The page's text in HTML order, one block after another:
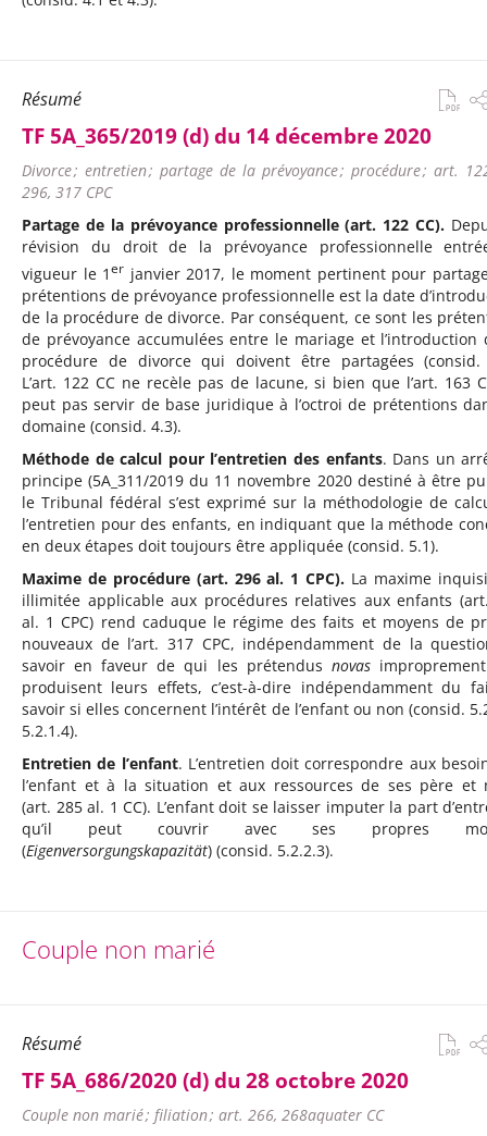
Résumé
TF 5A_365/2019 (d) du 14 décembre 2020
Divorce ; entretien ; partage de la prévoyance ; procédure ; art.
296, 317 CPC
Partage de la prévoyance professionnelle (art. 122 CC).
révision du droit de la prévoyance professionnelle
vigueur le 1 er janvier 2017, le moment pertinent pour
prétentions de prévoyance professionnelle est la date
de la procédure de divorce. Par conséquent, ce sont les
de prévoyance accumulées entre le mariage et l’introduction
procédure de divorce qui doivent être partagées (consid.
L’art. 122 CC ne recèle pas de lacune, si bien que l’art. 163
peut pas servir de base juridique à l’octroi de prétentions
domaine (consid. 4.3).
Méthode de calcul pour l’entretien des enfants. Dans un
principe (5A_311/2019 du 11 novembre 2020 destiné à être
le Tribunal fédéral s’est exprimé sur la méthodologie de
l’entretien pour des enfants, en indiquant que la méthode
en deux étapes doit toujours être appliquée (consid. 5.1).
Maxime de procédure (art. 296 al. 1 CPC). La maxime
illimitée applicable aux procédures relatives aux enfants
al. 1 CPC) rend caduque le régime des faits et moyens de
nouveaux de l’art. 317 CPC, indépendamment de la
savoir en faveur de qui les prétendus novas
produisent leurs effets, c’est-à-dire indépendamment du
savoir si elles concernent l’intérêt de l’enfant ou non (consid.
5.2.1.4).
Entretien de l’enfant. L’entretien doit correspondre aux
l’enfant et à la situation et aux ressources de ses père et
(art. 285 al. 1 CC). L’enfant doit se laisser imputer la part
qu’il peut couvrir avec ses propres
(Eigenversorgungskapazität) (consid. 5.2.2.3).
Couple non marié
Résumé
TF 5A_686/2020 (d) du 28 octobre 2020
Couple non marié ; filiation ; art. 266, 268aquater CC